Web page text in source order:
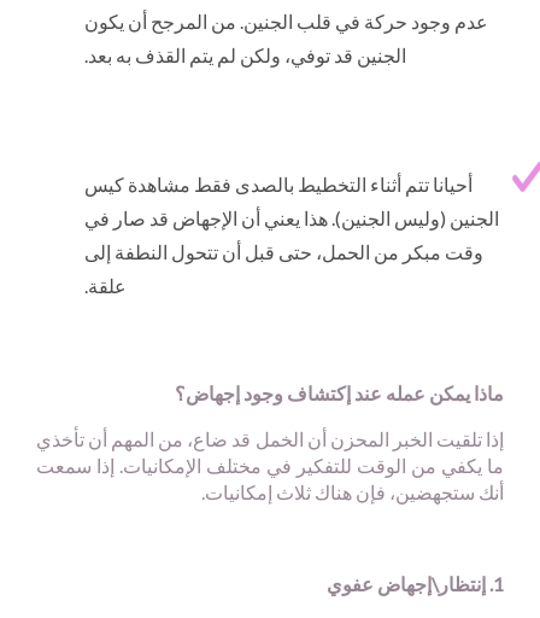
عدم وجود حركة في قلب الجنين. من المرجح أن يكون
الجنين قد توفي، ولكن لم يتم القذف به بعد.
أحيانا تتم أثناء التخطيط بالصدى فقط مشاهدة كيس
الجنين (وليس الجنين). هذا يعني أن الإجهاض قد صار في
وقت مبكر من الحمل، حتى قبل أن تتحول النطفة إلى
علقة.
ماذا يمكن عمله عند إكتشاف وجود إجهاض؟
إذا تلقيت الخبر المحزن أن الخمل قد ضاع، من المهم أن تأخذي
ما يكفي من الوقت للتفكير في مختلف الإمكانيات. إذا سمعت
أنك ستجهضين، فإن هناك ثلاث إمكانيات.
1. إنتظار\إجهاض عفوي